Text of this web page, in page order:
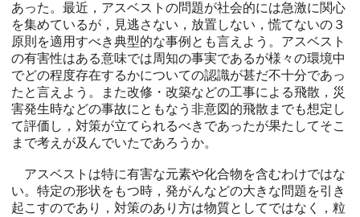
あった。最近，アスベストの問題が社会的には急激に関心
を集めているが，見逃さない，放置しない，慌てないの３
原則を適用すべき典型的な事例とも言えよう。アスベスト
の有害性はある意味では周知の事実であるが様々の環境中
でどの程度存在するかについての認識が甚だ不十分であっ
たと言えよう。また改修・改築などの工事による飛散，災
害発生時などの事故にともなう非意図的飛散までも想定し
て評価し，対策が立てられるべきであったが果たしてそこ
まで考えが及んでいたであろうか。
アスベストは特に有害な元素や化合物を含むわけではな
い。特定の形状をもつ時，発がんなどの大きな問題を引き
起こすのであり，対策のあり方は物質としてではなく，粒